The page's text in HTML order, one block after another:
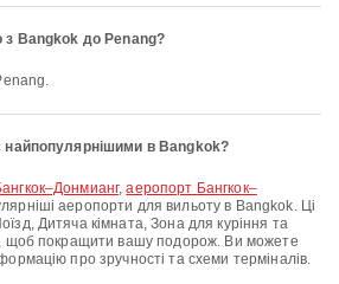
з Bangkok до Penang?
найпопулярнішими в Bangkok?
,аеропорт Бангкок–
аеропорти для вильоту в Bangkok. Ці
Дитяча кімната, Зона для куріння та
щоб покращити вашу подорож. Ви можете
про зручності та схеми терміналів.